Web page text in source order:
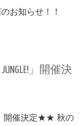
お知らせ！！
」開催決
開催決定★★ 秋の